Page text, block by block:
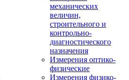
механических
величин,
строительного и
контрольно-
диагностического
назначения
Измерения оптико-
физические
Измерения физико-